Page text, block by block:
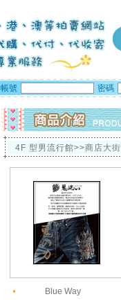
帳號 密碼
4F 型男流行館>>商店大街
Blue Way